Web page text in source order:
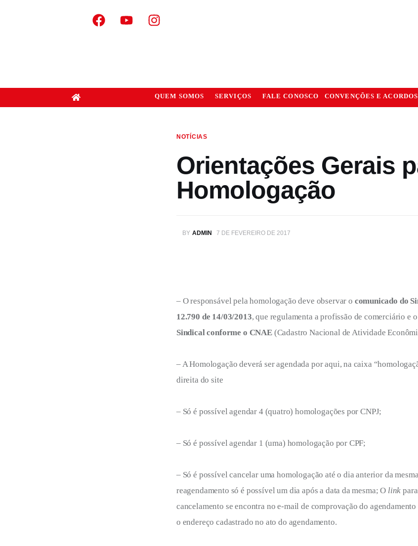
QUEM SOMOS SERVIÇOS FALE CONOSCO CONVENÇÕES E ACORDOS
NOTÍCIAS
Orientações Gerais
Homologação
BY ADMIN 7 DE FEVEREIRO DE 2017
– O responsável pela homologação deve observar o comunicado do
12.790 de 14/03/2013, que regulamenta a profissão de comerciário e
Sindical conforme o CNAE (Cadastro Nacional de Atividade
– A Homologação deverá ser agendada por aqui, na caixa
direita do site
– Só é possível agendar 4 (quatro) homologações por CNPJ;
– Só é possível agendar 1 (uma) homologação por CPF;
– Só é possível cancelar uma homologação até o dia anterior da
reagendamento só é possível um dia após a data da mesma; O link
cancelamento se encontra no e-mail de comprovação do
o endereço cadastrado no ato do agendamento.